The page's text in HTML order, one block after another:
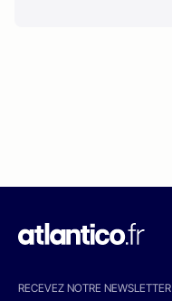
RECEVEZ NOTRE NEWSLETTER